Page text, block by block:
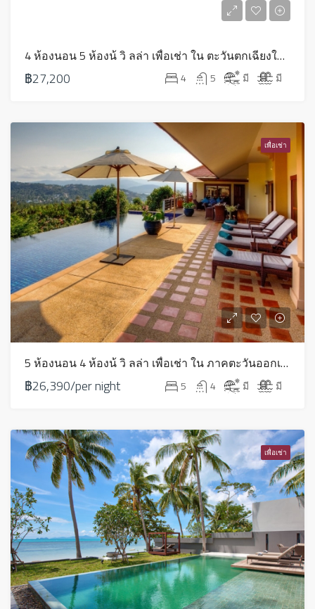
4 ห้องนอน 5 ห้องน้ วิ ลล่า เพื่อเช่า ใน ตะวันตกเฉียงใต้ – LV0001
฿27,200 4 5 มี มี
เพื่อเช่า
5 ห้องนอน 4 ห้องน้ วิ ลล่า เพื่อเช่า ใน ภาคตะวันออกเฉียงเหนือ – LV0048
฿26,390/per night 5 4 มี มี
เพื่อเช่า